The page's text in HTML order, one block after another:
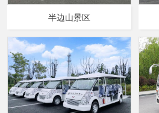
半边山景区